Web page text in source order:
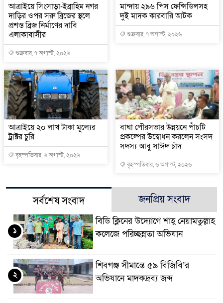
আত্রাইয়ে সিংসাড়া-ইব্রাহিম নগর
দাড়ির ওপর সরু ব্রিজের স্থলে
প্রশস্ত ব্রিজ নির্মাণের দাবি
এলাকাবাসীর
শুক্রবার, ৭ অগাস্ট, ২০২৬
মান্দায় ২৯৬ পিস ফেন্সিডিলসহ
দুই মাদক কারবারি আটক
শুক্রবার, ৭ অগাস্ট, ২০২৬
আত্রাইয়ে ২০ লাখ টাকা মূল্যের
ট্রাক্টর চুরি
বৃহস্পতিবার, ৬ অগাস্ট, ২০২৬
বাঘা পৌরসভার উন্নয়নে পাঁচটি
প্রকল্পের উদ্বোধন করলেন সংসদ
সদস্য আবু সাঈদ চাঁদ
বৃহস্পতিবার, ৬ অগাস্ট, ২০২৬
সর্বশেষ সংবাদ জনপ্রিয় সংবাদ
বিডি ক্লিনের উদ্যোগে শাহ্ নেয়ামতুল্লাহ
কলেজে পরিচ্ছন্নতা অভিযান
১
শিবগঞ্জ সীমান্তে ৫৯ বিজিবি’র
অভিযানে মাদকদ্রব্য জব্দ
২